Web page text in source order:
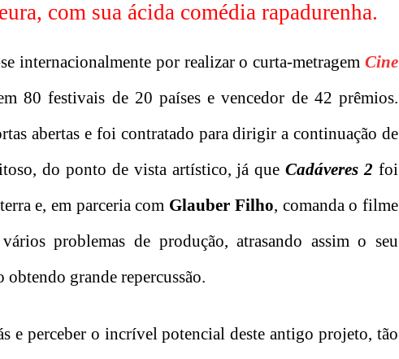
com sua ácida comédia rapadurenha.
internacionalmente por realizar o curta-metragemCine
80 festivais de 20 países e vencedor de 42 prêmios.
abertas e foi contratado para dirigir a continuação de
do ponto de vista artístico, já queCadáveres 2 foi
e, em parceria com Glauber Filho, comanda o filme
problemas de produção, atrasando assim o seu
obtendo grande repercussão.
e perceber o incrível potencial deste antigo projeto, tão